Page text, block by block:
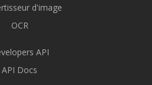
d'image
OCR
API
API Docs